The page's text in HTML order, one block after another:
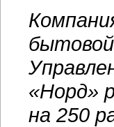
«Норд»
на 250